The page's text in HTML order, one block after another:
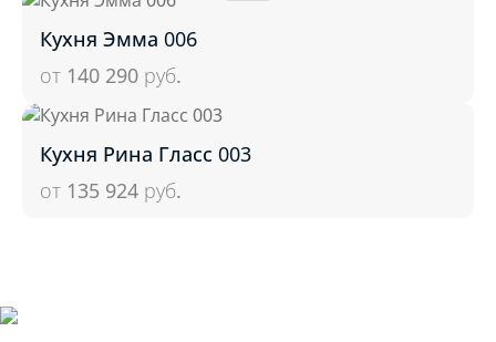
Кухня Эмма 006
от 140 290 руб.
Кухня Рина Гласс 003
от 135 924 руб.